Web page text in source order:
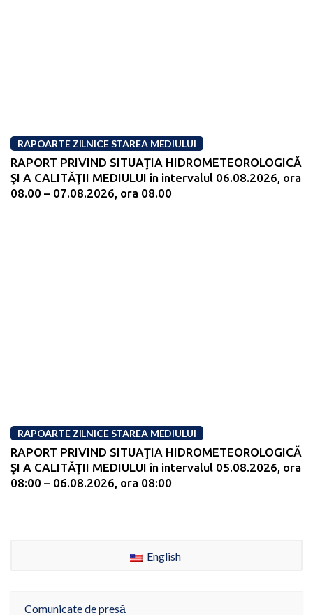
RAPOARTE ZILNICE STAREA MEDIULUI
RAPORT PRIVIND SITUAŢIA HIDROMETEOROLOGICĂ
ŞI A CALITĂŢII MEDIULUI în intervalul 06.08.2026, ora
08.00 – 07.08.2026, ora 08.00
RAPOARTE ZILNICE STAREA MEDIULUI
RAPORT PRIVIND SITUAŢIA HIDROMETEOROLOGICĂ
ŞI A CALITĂŢII MEDIULUI în intervalul 05.08.2026, ora
08:00 – 06.08.2026, ora 08:00
English
Comunicate de presă